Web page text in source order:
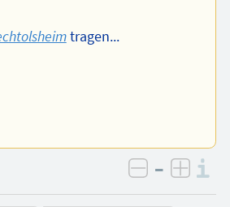
tragen...
negativ
–